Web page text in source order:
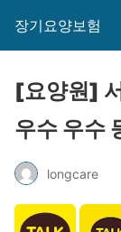
장기요양보험
[요양원]
우수 우수
longcare